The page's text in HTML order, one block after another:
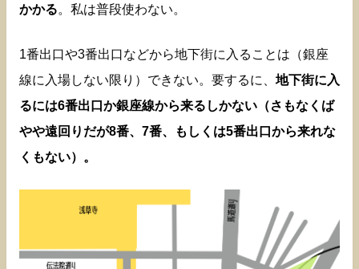
かかる。私は普段使わない。
1番出口や3番出口などから地下街に入ることは（銀座
線に入場しない限り）できない。要するに、 地下街に入
るには6番出口か銀座線から来るしかない（さもなくば
やや遠回りだが8番、7番、もしくは5番出口から来れな
くもない）。